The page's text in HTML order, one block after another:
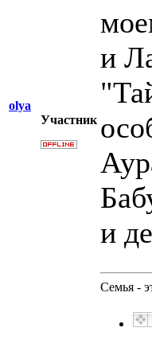
olya
Участник
и
и
Семья -